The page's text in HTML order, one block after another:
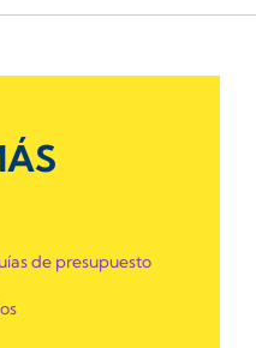
de presupuesto